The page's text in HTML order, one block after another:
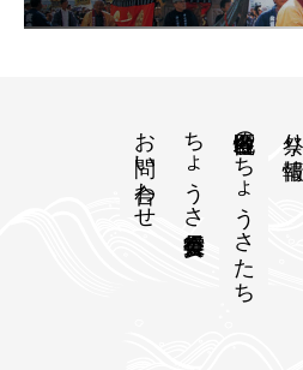
祭り情報
各地区自慢のちょうさたち
ちょうさ祭実行委員会
お問い合わせ